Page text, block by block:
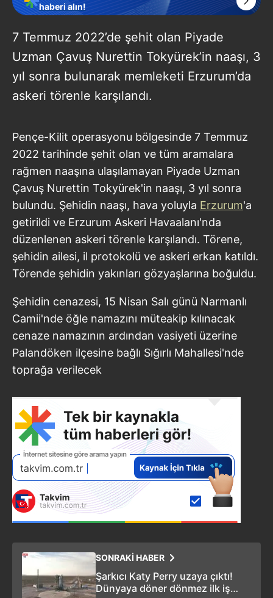
haberi alın!
7 Temmuz 2022’de şehit olan Piyade
Uzman Çavuş Nurettin Tokyürek’in naaşı, 3
yıl sonra bulunarak memleketi Erzurum’da
askeri törenle karşılandı.
Pençe-Kilit operasyonu bölgesinde 7 Temmuz
2022 tarihinde şehit olan ve tüm aramalara
rağmen naaşına ulaşılamayan Piyade Uzman
Çavuş Nurettin Tokyürek'in naaşı, 3 yıl sonra
bulundu. Şehidin naaşı, hava yoluyla Erzurum'a
getirildi ve Erzurum Askeri Havaalanı'nda
düzenlenen askeri törenle karşılandı. Törene,
şehidin ailesi, il protokolü ve askeri erkan katıldı.
Törende şehidin yakınları gözyaşlarına boğuldu.
Şehidin cenazesi, 15 Nisan Salı günü Narmanlı
Camii'nde öğle namazını müteakip kılınacak
cenaze namazının ardından vasiyeti üzerine
Palandöken ilçesine bağlı Sığırlı Mahallesi'nde
toprağa verilecek
SONRAKİ HABER
Şarkıcı Katy Perry uzaya çıktı!
Dünyaya döner dönmez ilk iş